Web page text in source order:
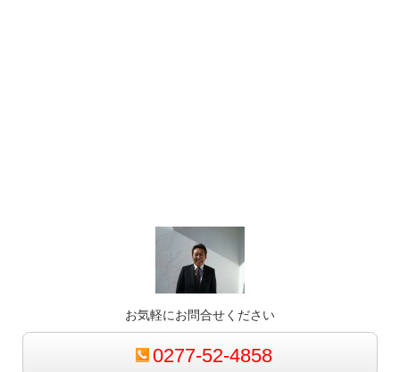
お気軽にお問合せください
0277-52-4858